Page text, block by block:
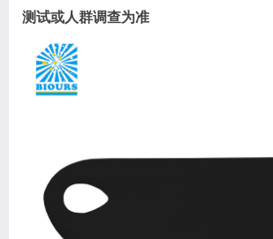
测试或人群调查为准